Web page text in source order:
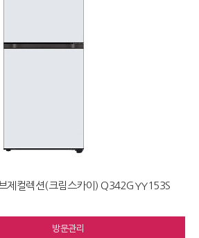
제컬렉션(크림스카이) Q342GYY153S
방문관리